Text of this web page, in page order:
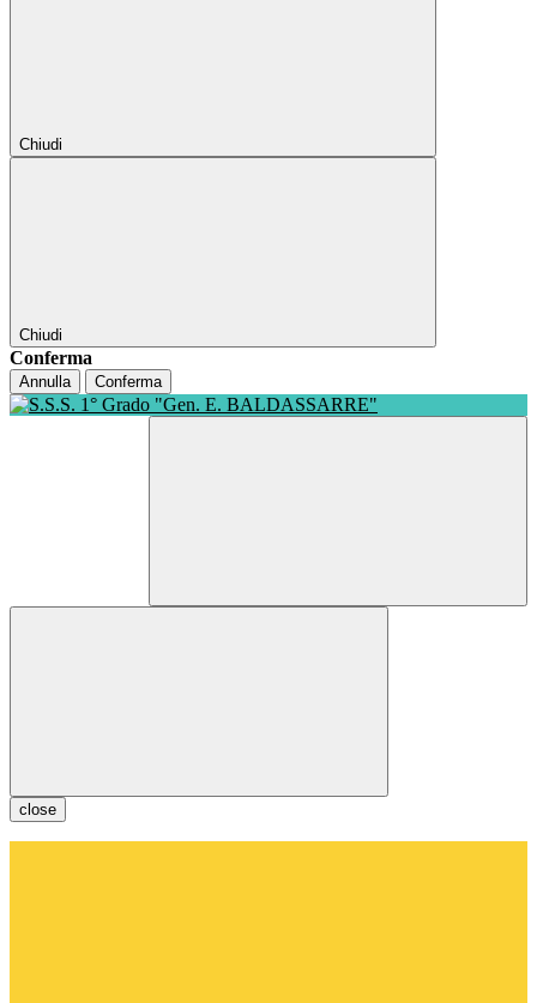
Chiudi
Chiudi
Conferma
Annulla Conferma
close